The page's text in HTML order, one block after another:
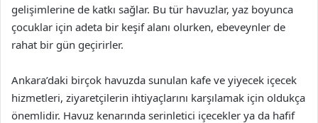
gelişimlerine de katkı sağlar. Bu tür havuzlar, yaz boyunca
çocuklar için adeta bir keşif alanı olurken, ebeveynler de
rahat bir gün geçirirler.
Ankara’daki birçok havuzda sunulan kafe ve yiyecek içecek
hizmetleri, ziyaretçilerin ihtiyaçlarını karşılamak için oldukça
önemlidir. Havuz kenarında serinletici içecekler ya da hafif